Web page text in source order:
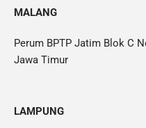
MALANG
Perum BPTP Jatim Blok C
Jawa Timur
LAMPUNG